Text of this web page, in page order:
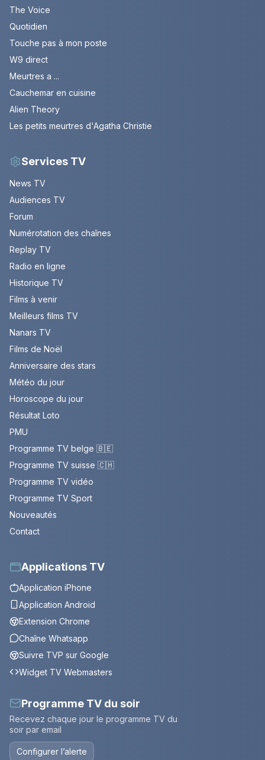
The Voice
Quotidien
Touche pas à mon poste
W9 direct
Meurtres a ...
Cauchemar en cuisine
Alien Theory
Les petits meurtres d'Agatha Christie
Services TV
News TV
Audiences TV
Forum
Numérotation des chaînes
Replay TV
Radio en ligne
Historique TV
Films à venir
Meilleurs films TV
Nanars TV
Films de Noël
Anniversaire des stars
Météo du jour
Horoscope du jour
Résultat Loto
PMU
Programme TV belge 🇧🇪
Programme TV suisse 🇨🇭
Programme TV vidéo
Programme TV Sport
Nouveautés
Contact
Applications TV
Application iPhone
Application Android
Extension Chrome
Chaîne Whatsapp
Suivre TVP sur Google
Widget TV Webmasters
Programme TV du soir
Recevez chaque jour le programme TV du
soir par email
Configurer l’alerte